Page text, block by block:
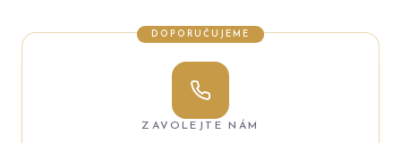
DOPORUČUJEME
ZAVOLEJTE NÁM